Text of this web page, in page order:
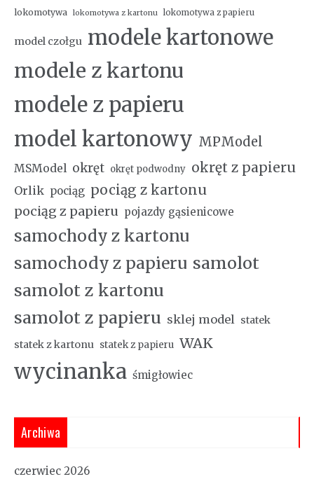
lokomotywa lokomotywa z kartonu lokomotywa z papieru
model czołgu modele kartonowe
modele z kartonu
modele z papieru
model kartonowy MPModel
MSModel okręt okręt podwodny okręt z papieru
Orlik pociąg pociąg z kartonu
pociąg z papieru pojazdy gąsienicowe
samochody z kartonu
samochody z papieru samolot
samolot z kartonu
samolot z papieru sklej model
statek
statek z kartonu statek z papieru WAK
wycinanka śmigłowiec
Archiwa
czerwiec 2026